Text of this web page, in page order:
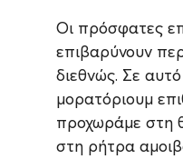
Οι πρόσφατες
επιβαρύνουν
διεθνώς. Σε
μορατόριουμ
προχωράμε στη
στη ρήτρα